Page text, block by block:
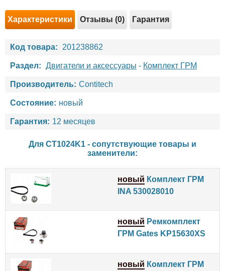
Характеристики Отзывы (0) Гарантия
Код товара: 201238862
Раздел: Двигатели и аксессуары - Комплект ГРМ
Производитель: Contitech
Состояние: новый
Гарантия: 12 месяцев
Для CT1024K1 - сопутствующие товары и
заменители:
новый Комплект ГРМ
INA 530028010
новый Ремкомплект
ГРМ Gates KP15630XS
новый Комплект ГРМ